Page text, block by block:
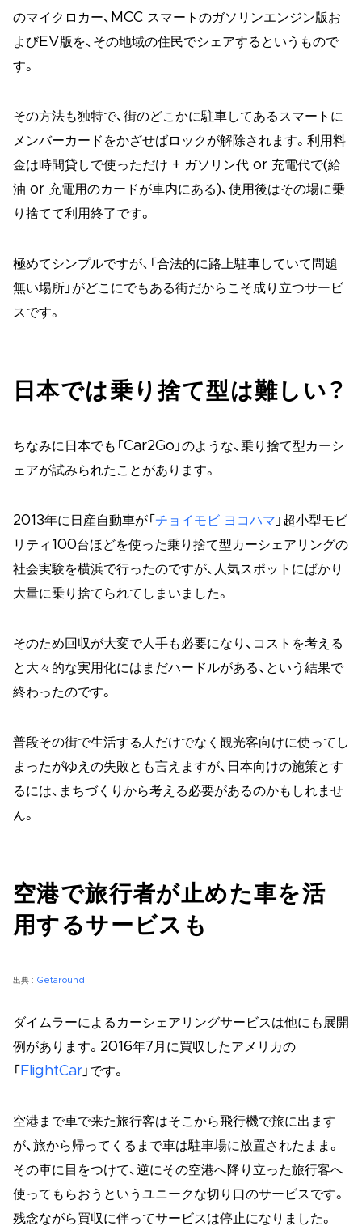
のマイクロカー、MCC スマートのガソリンエンジン版お
よびEV版を、その地域の住民でシェアするというもので
す。
その方法も独特で、街のどこかに駐車してあるスマートに
メンバーカードをかざせばロックが解除されます。利用料
金は時間貸しで使っただけ + ガソリン代 or 充電代で(給
油 or 充電用のカードが車内にある)、使用後はその場に乗
り捨てて利用終了です。
極めてシンプルですが、「合法的に路上駐車していて問題
無い場所」がどこにでもある街だからこそ成り立つサービ
スです。
日本では乗り捨て型は難しい？
ちなみに日本でも「Car2Go」のような、乗り捨て型カーシ
ェアが試みられたことがあります。
2013年に日産自動車が「 チョイモビ ヨコハマ 」超小型モビ
リティ100台ほどを使った乗り捨て型カーシェアリングの
社会実験を横浜で行ったのですが、人気スポットにばかり
大量に乗り捨てられてしまいました。
そのため回収が大変で人手も必要になり、コストを考える
と大々的な実用化にはまだハードルがある、という結果で
終わったのです。
普段その街で生活する人だけでなく観光客向けに使ってし
まったがゆえの失敗とも言えますが、日本向けの施策とす
るには、まちづくりから考える必要があるのかもしれませ
ん。
空港で旅行者が止めた車を活
用するサービスも
出典 : Getaround
ダイムラーによるカーシェアリングサービスは他にも展開
例があります。2016年7月に買収したアメリカの
「 FlightCar 」です。
空港まで車で来た旅行客はそこから飛行機で旅に出ます
が、旅から帰ってくるまで車は駐車場に放置されたまま。
その車に目をつけて、逆にその空港へ降り立った旅行客へ
使ってもらおうというユニークな切り口のサービスです。
残念ながら買収に伴ってサービスは停止になりました。